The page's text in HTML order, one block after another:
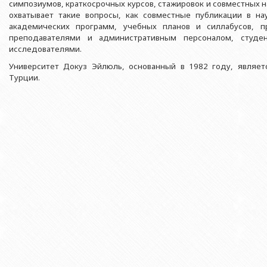
Выпускники БГУ
Почетные доктора
Образование в БГУ
Перечень специальностей
Отдел протокола
Служба психологической помощи
Спортивно-оздоровительный
Филологический
Исторический
Азербайджанской
Юридическое
Азербайджанской
образования
симпозиумов, краткосрочных курсов, стажировок и
охватывает такие вопросы, как совместные публикации в
академических программ, учебных планов и силлабусов,
преподавателями и административным персоналом,
исследователями.
Университет Докуз Эйлюль, основанный в 1982 году,
Турции.